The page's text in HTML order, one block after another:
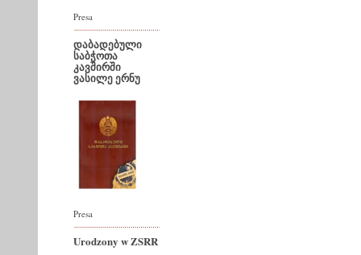
Presa
დაბადებული
საბჭოთა
კავშირში
ვასილე ერნუ
Presa
Urodzony w ZSRR